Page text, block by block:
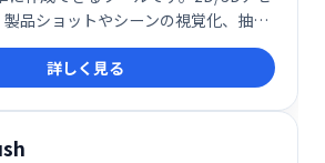
品ショットやシーンの視覚化、抽象
作できます。自動で最適な照明を設定
ットも提供。直感的な操作で、プロ
に進められます。
詳しく見る